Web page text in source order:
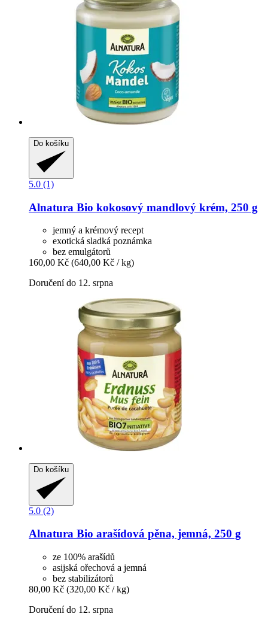
Do košíku
5.0 (1)
Alnatura Bio kokosový mandlový krém, 250 g
jemný a krémový recept
exotická sladká poznámka
bez emulgátorů
160,00 Kč (640,00 Kč / kg)
Doručení do 12. srpna
Do košíku
5.0 (2)
Alnatura Bio arašídová pěna, jemná, 250 g
ze 100% arašídů
asijská ořechová a jemná
bez stabilizátorů
80,00 Kč (320,00 Kč / kg)
Doručení do 12. srpna